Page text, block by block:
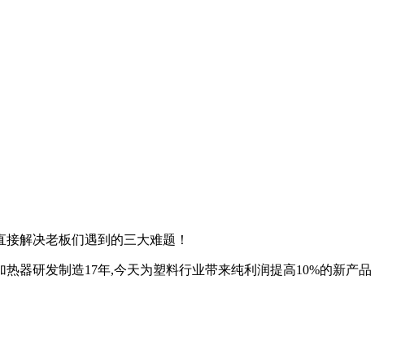
接解决老板们遇到的三大难题！
器研发制造17年,今天为塑料行业带来纯利润提高10%的新产品